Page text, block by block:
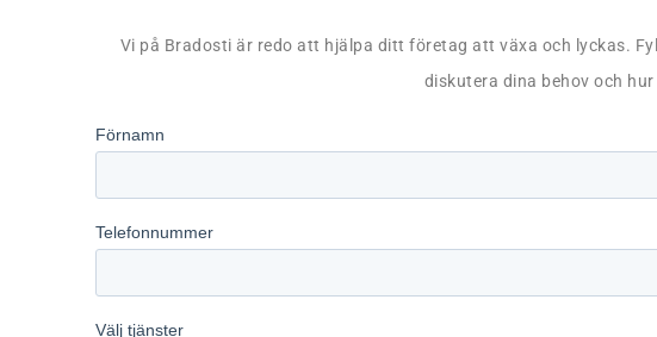
Vi på Bradosti är redo att hjälpa ditt företag att växa och lyckas.
diskutera dina behov och